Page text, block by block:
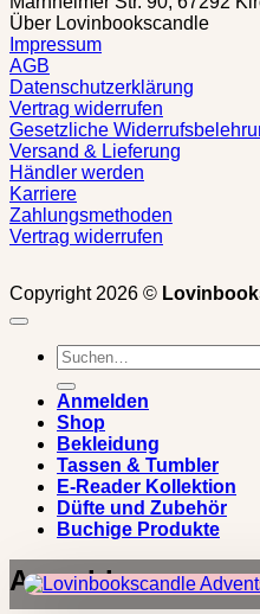
Über Lovinbookscandle
Impressum
AGB
Datenschutzerklärung
Vertrag widerrufen
Gesetzliche
Versand & Lieferung
Händler werden
Karriere
Zahlungsmethoden
Vertrag widerrufen
Copyright 2026 ©
Suchen
nach:
Anmelden
Shop
Bekleidung
Tassen & Tumbler
E-Reader Kollektion
Düfte und Zubehör
Buchige Produkte
Anmelden